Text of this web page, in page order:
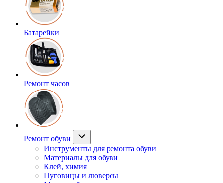
Батарейки
Ремонт часов
Ремонт обуви
Инструменты для ремонта обуви
Материалы для обуви
Клей, химия
Пуговицы и люверсы